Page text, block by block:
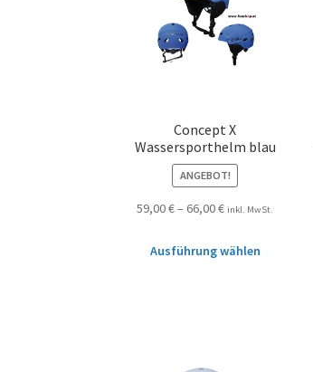
Concept X
Wassersporthelm blau
ANGEBOT!
59,00€– 66,00€ inkl. MwSt.
Ausführung wählen